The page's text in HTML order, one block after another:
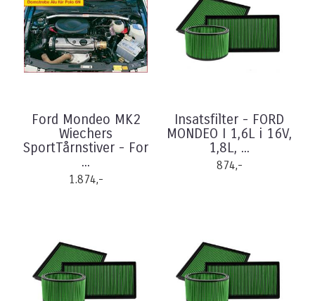
Ford Mondeo MK2
Wiechers
SportTårnstiver - For
...
1.874,-
Insatsfilter - FORD
MONDEO I 1,6L i 16V,
1,8L, ...
874,-